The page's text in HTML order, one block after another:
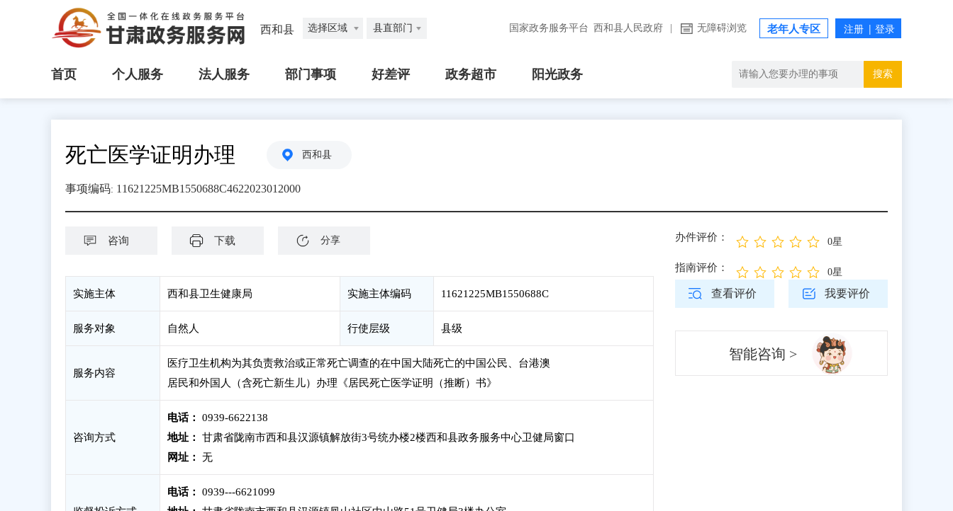
西和县 选择区域 县直部门 国家政务服务平台 西和县人民政府 无障碍浏览 老年人专区
首页 个人服务 法人服务 部门事项 好差评 政务超市 阳光政务 搜索
死亡医学证明办理 西和县
事项编码: 11621225MB1550688C4622023012000
咨询 下载 分享
实施主体 西和县卫生健康局 实施主体编码 11621225MB1550688C
服务对象 自然人 行使层级 县级
服务内容
医疗卫生机构为其负责救治或正常死亡调查的在中国大陆死亡的中国公民、台港澳
居民和外国人（含死亡新生儿）办理《居民死亡医学证明（推断）书》
咨询方式
电话：
0939-6622138
地址：
甘肃省陇南市西和县汉源镇解放街3号统办楼2楼西和县政务服务中心卫健局窗口
网址：
无
电话：
0939---6621099
办件评价： 0星
指南评价： 0星
查看评价 我要评价
智能咨询 >